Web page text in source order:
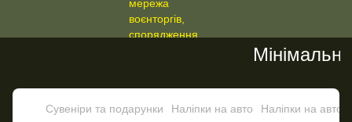
Сувеніри та подарунки Наліпки на авто Наліпки на авто